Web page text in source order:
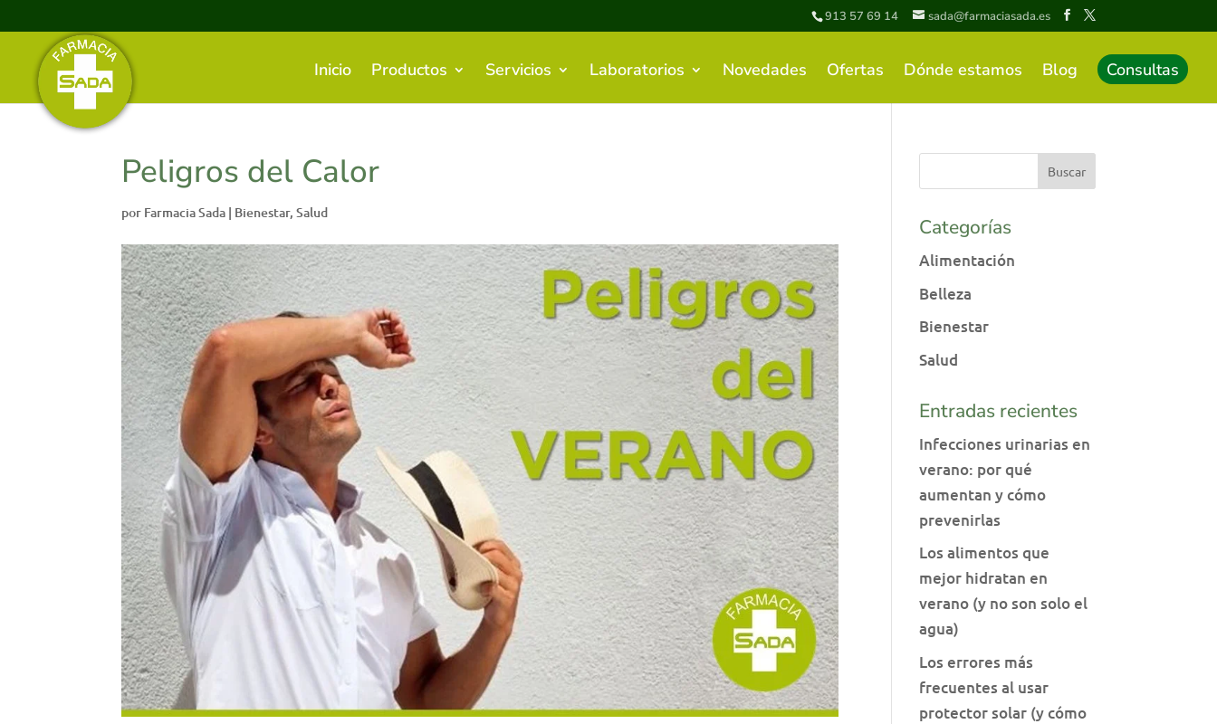
913 57 69 14 sada@farmaciasada.es
Inicio Productos Servicios Laboratorios Novedades Ofertas Dónde estamos Blog Consultas
Peligros del Calor
por Farmacia Sada | Bienestar,Salud
Categorías
Alimentación
Belleza
Bienestar
Salud
Entradas recientes
Infecciones urinarias en
verano: por qué
aumentan y cómo
prevenirlas
Los alimentos que
mejor hidratan en
verano (y no son solo el
agua)
Los errores más
frecuentes al usar
protector solar (y cómo